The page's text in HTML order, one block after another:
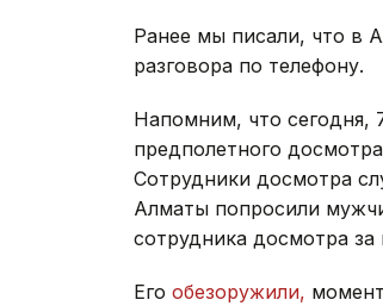
Ранее мы писали, что в
разговора по телефону.
Напомним, что сегодня,
предполетного
Сотрудники досмотра
Алматы попросили
сотрудника досмотра за
Его обезоружили,